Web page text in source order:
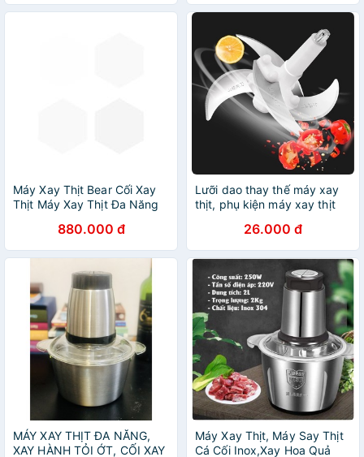
Máy Xay Thịt Bear Cối Xay
Thịt Máy Xay Thịt Đa Năng
Nhuyễn Thịt Cá 4 Lưỡi Dao
CH-4H03F - Hàng chính
hãng
880.000 đ
Lưỡi dao thay thế máy xay
thịt, phụ kiện máy xay thịt
26.000 đ
MÁY XAY THỊT ĐA NĂNG,
XAY HÀNH TỎI ỚT, CỐI XAY
Máy Xay Thịt, Máy Say Thịt
Cá Cối Inox,Xay Hoa Quả